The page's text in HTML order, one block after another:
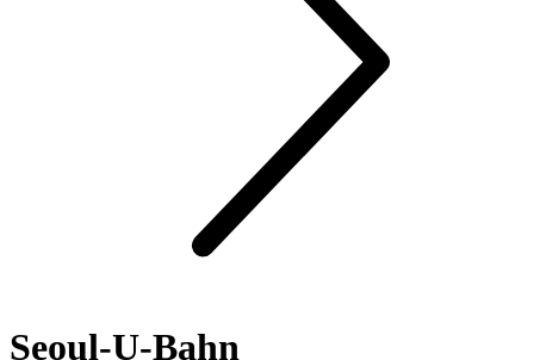
Seoul-U-Bahn